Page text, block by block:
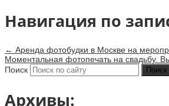
Навигация по
← Аренда фотобудки в Москве на
Моментальная фотопечать на свадьбу.
Поиск
Архивы: